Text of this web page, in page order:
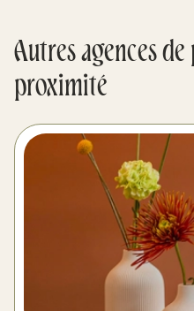
Autres agences
proximité